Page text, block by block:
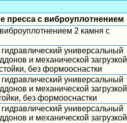
пресса с виброуплотнением
2 камня с
универсальный
и механической загрузкой
без формооснастки
универсальный
и механической загрузкой
без формооснастки
универсальный
и механической загрузкой